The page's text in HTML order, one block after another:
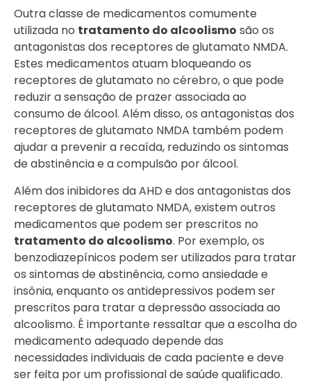
Outra classe de medicamentos comumente
utilizada no tratamento do alcoolismo são os
antagonistas dos receptores de glutamato NMDA.
Estes medicamentos atuam bloqueando os
receptores de glutamato no cérebro, o que pode
reduzir a sensação de prazer associada ao
consumo de álcool. Além disso, os antagonistas dos
receptores de glutamato NMDA também podem
ajudar a prevenir a recaída, reduzindo os sintomas
de abstinência e a compulsão por álcool.
Além dos inibidores da AHD e dos antagonistas dos
receptores de glutamato NMDA, existem outros
medicamentos que podem ser prescritos no
tratamento do alcoolismo. Por exemplo, os
benzodiazepínicos podem ser utilizados para tratar
os sintomas de abstinência, como ansiedade e
insônia, enquanto os antidepressivos podem ser
prescritos para tratar a depressão associada ao
alcoolismo. É importante ressaltar que a escolha do
medicamento adequado depende das
necessidades individuais de cada paciente e deve
ser feita por um profissional de saúde qualificado.